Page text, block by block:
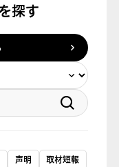
探す
声明
取材短報